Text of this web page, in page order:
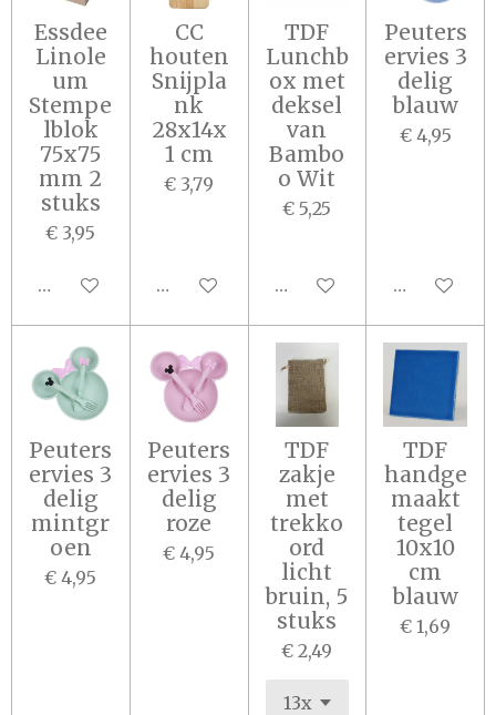
Essdee
Linole
um
Stempe
lblok
75x75
mm 2
stuks
€ 3,95
In winkelwagen
CC
houten
Snijpla
nk
28x14x
1 cm
€ 3,79
In winkelwagen
TDF
Lunchb
ox met
deksel
van
Bambo
o Wit
€ 5,25
In winkelwagen
Peuters
ervies 3
delig
blauw
€ 4,95
In
Peuters
ervies 3
delig
mintgr
oen
€ 4,95
Peuters
ervies 3
delig
roze
€ 4,95
TDF
zakje
met
trekko
ord
licht
bruin, 5
stuks
€ 2,49
TDF
handge
maakt
tegel
10x10
cm
blauw
€ 1,69